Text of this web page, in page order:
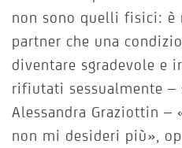
non sono quelli fisici: è
partner che una
diventare sgradevole e
rifiutati sessualmente –
Alessandra Graziottin –
non mi desideri più»,